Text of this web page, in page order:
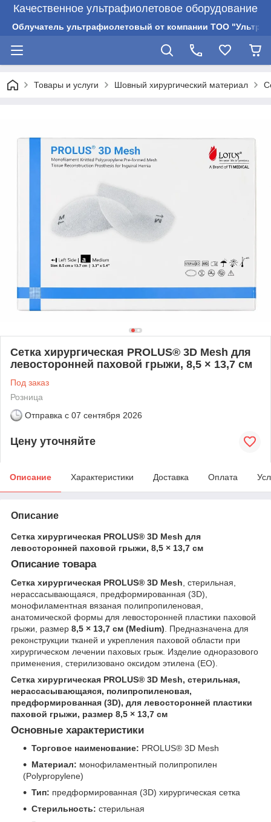
Качественное ультрафиолетовое оборудование
Облучатель ультрафиолетовый от компании ТОО
Товары и услуги Шовный хирургический материал
Сетка хирургическая PROLUS® 3D Mesh для
левосторонней паховой грыжи, 8,5 × 13,7 см
Под заказ
Розница
Отправка с 07 сентября 2026
Цену уточняйте
Описание Характеристики Доставка Оплата
Описание
Сетка хирургическая PROLUS® 3D Mesh для
левосторонней паховой грыжи, 8,5 × 13,7 см
Описание товара
Сетка хирургическая PROLUS® 3D Mesh , стерильная,
нерассасывающаяся, предформированная (3D),
монофиламентная вязаная полипропиленовая,
анатомической формы для левосторонней пластики паховой
грыжи, размер 8,5 × 13,7 см (Medium) . Предназначена для
реконструкции тканей и укрепления паховой области при
хирургическом лечении паховых грыж. Изделие одноразового
применения, стерилизовано оксидом этилена (EO).
Сетка хирургическая PROLUS® 3D Mesh, стерильная,
нерассасывающаяся, полипропиленовая,
предформированная (3D), для левосторонней пластики
паховой грыжи, размер 8,5 × 13,7 см
Основные характеристики
Торговое наименование: PROLUS® 3D Mesh
Материал: монофиламентный полипропилен
(Polypropylene)
Тип: предформированная (3D) хирургическая сетка
Стерильность: стерильная